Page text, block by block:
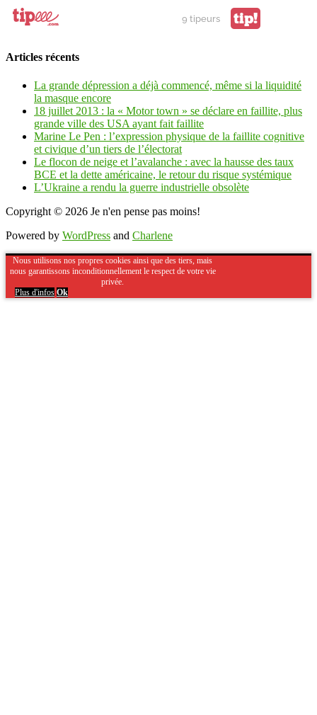
9 tipeurs tip!
Articles récents
La grande dépression a déjà commencé, même si la liquidité
la masque encore
18 juillet 2013 : la « Motor town » se déclare en faillite, plus
grande ville des USA ayant fait faillite
Marine Le Pen : l’expression physique de la faillite cognitive
et civique d’un tiers de l’électorat
Le flocon de neige et l’avalanche : avec la hausse des taux
BCE et la dette américaine, le retour du risque systémique
L’Ukraine a rendu la guerre industrielle obsolète
Copyright © 2026 Je n'en pense pas moins!
Powered by WordPress and Charlene
Nous utilisons nos propres cookies ainsi que des tiers, mais
nous garantissons inconditionnellement le respect de votre vie
privée.
Plus d'infos Ok